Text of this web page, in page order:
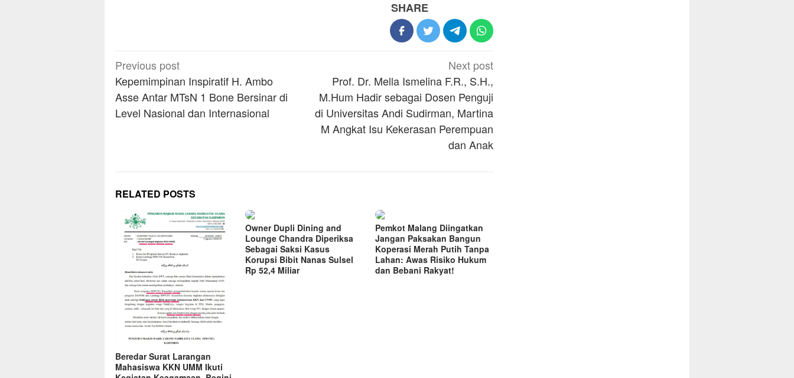
SHARE
Post
navigation
Previous post
Kepemimpinan Inspiratif H. Ambo
Asse Antar MTsN 1 Bone Bersinar di
Level Nasional dan Internasional
Next post
Prof. Dr. Mella Ismelina F.R., S.H.,
M.Hum Hadir sebagai Dosen Penguji
di Universitas Andi Sudirman, Martina
M Angkat Isu Kekerasan Perempuan
dan Anak
RELATED POSTS
Beredar Surat Larangan
Mahasiswa KKN UMM Ikuti
Owner Dupli Dining and
Lounge Chandra Diperiksa
Sebagai Saksi Kasus
Korupsi Bibit Nanas Sulsel
Rp 52,4 Miliar
Pemkot Malang Diingatkan
Jangan Paksakan Bangun
Koperasi Merah Putih Tanpa
Lahan: Awas Risiko Hukum
dan Bebani Rakyat!